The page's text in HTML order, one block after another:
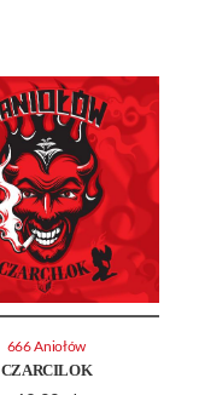
CZARCILOK
666 Aniołów